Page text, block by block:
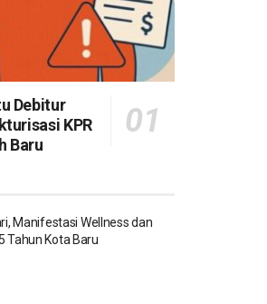
Debitur
KPR
Baru
Manifestasi Wellness dan
Tahun Kota Baru